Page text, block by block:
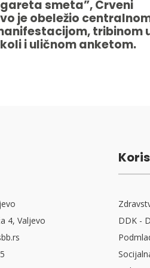
smeta”, Crveni
je obeležio
tribinom
i uličnom anketom.
4, Valjevo
DDK -